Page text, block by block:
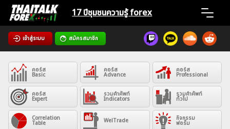
Skip
content
17 ปีชุมชนความรู้ forex
เข้าสู่ระบบ สมัครสมาชิก
Home
News
Articles
คอร์ส
Basic
คอร์ส
Advance
คอร์ส
Professional
คอร์ส
Expert
รวมคำศัพท์
Indicators
รวมคำศัพท์
ทั่วไป
Correlation
Table WelTrade กิจกรรม
ฟอรั่ม